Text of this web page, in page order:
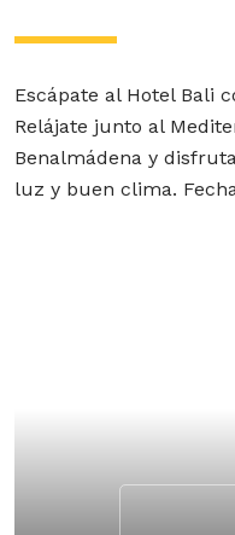
Escápate al Hotel Bali
Relájate junto al
Benalmádena y
luz y buen clima.